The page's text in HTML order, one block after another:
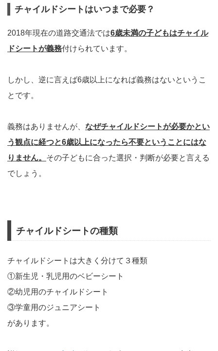
チャイルドシートはいつまで必要？
2018年現在の道路交通法では6歳未満の子どもはチャイル
ドシートが義務付けられています。
しかし、逆に言えば6歳以上になれば義務はないというこ
とです。
義務はありませんが、 なぜチャイルドシートが必要かとい
う観点に経つと6歳以上になったら不要ということにはな
りません。 その子どもに合った選択・判断が必要と言える
でしょう。
チャイルドシートの種類
チャイルドシートは大きく分けて３種類
①新生児・乳児用のベビーシート
②幼児用のチャイルドシート
③学童用のジュニアシート
があります。